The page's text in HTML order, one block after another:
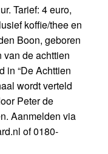
Tarief: 4 euro,
koffie/thee en
Boon, geboren
van de achttien
in “De Achttien
wordt verteld
Peter de
Aanmelden via
of 0180-